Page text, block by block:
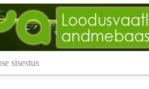
sisestus